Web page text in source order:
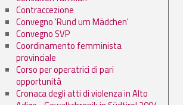
Contraccezione
Convegno 'Rund um Mädchen'
Convegno SVP
Coordinamento femminista
provinciale
Corso per operatrici di pari
opportunità
Cronaca degli atti di violenza in Alto